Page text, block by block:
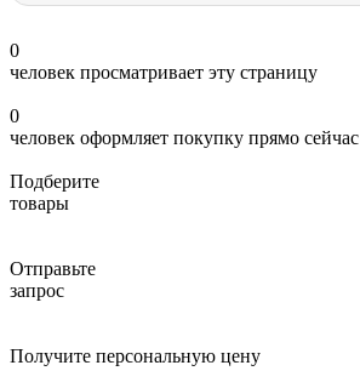
0
человек просматривает эту страницу
0
человек оформляет покупку прямо сейчас
Подберите
товары
Отправьте
запрос
Получите персональную цену